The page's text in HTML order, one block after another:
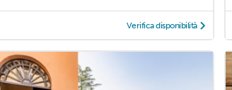
Verifica disponibilità